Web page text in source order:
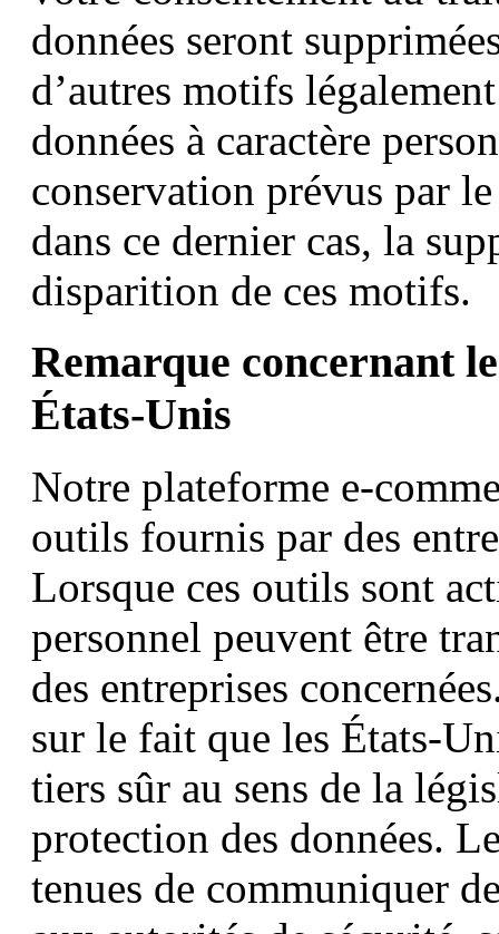
données seront
d’autres motifs
données à caractère
conservation prévus par
dans ce dernier cas, la
disparition de ces motifs.
Remarque concernant
États-Unis
Notre plateforme e-
outils fournis par des
Lorsque ces outils sont
personnel peuvent être
des entreprises
sur le fait que les États-
tiers sûr au sens de la
protection des données.
tenues de communiquer